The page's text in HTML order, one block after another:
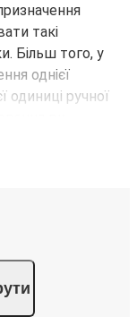
такі
Більш того, у
однієї
одиниці ручної
Бронювання
в
кліків.
з кінцевим або